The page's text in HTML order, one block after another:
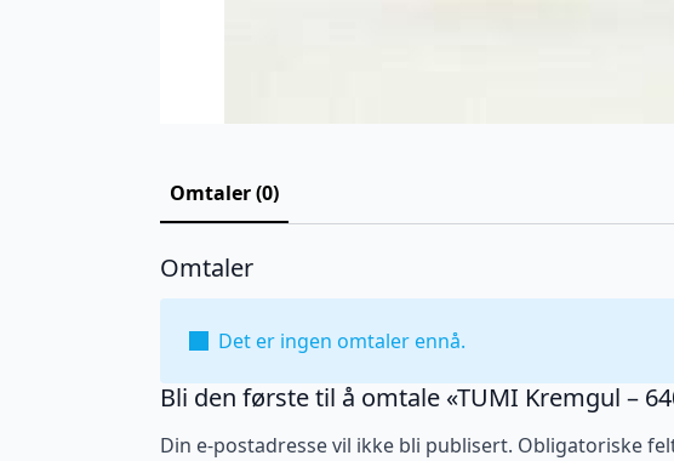
Omtaler (0)
Omtaler
Det er ingen omtaler ennå.
Bli den første til å omtale «TUMI Kremgul –
Din e-postadresse vil ikke bli publisert. Obligatoriske